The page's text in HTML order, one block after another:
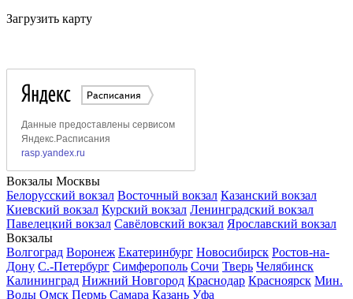
Загрузить карту
Вокзалы Москвы
Белорусский вокзал Восточный вокзал Казанский вокзал
Киевский вокзал Курский вокзал Ленинградский вокзал
Павелецкий вокзал Савёловский вокзал Ярославский вокзал
Вокзалы
Волгоград Воронеж Екатеринбург Новосибирск Ростов-на-
Дону С.-Петербург Симферополь Сочи Тверь Челябинск
Калининград Нижний Новгород Краснодар Красноярск Мин.
Воды Омск Пермь Самара Казань Уфа